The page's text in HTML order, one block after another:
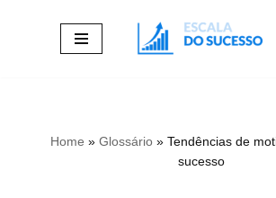
Home » Glossário » Tendências de
sucesso